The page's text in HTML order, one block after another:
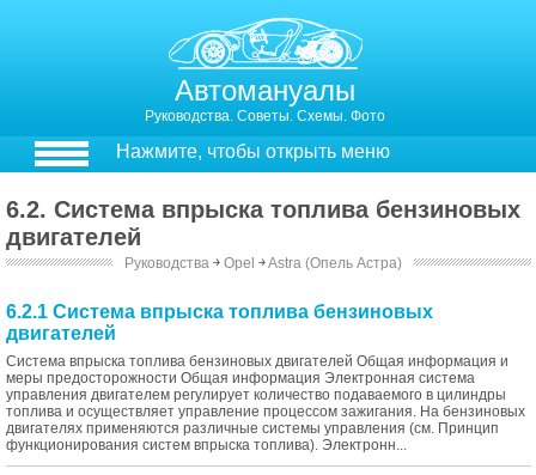
Автомануалы
Руководства. Советы. Схемы. Фото
Нажмите, чтобы открыть меню
6.2. Система впрыска топлива бензиновых
двигателей
Руководства ￫ Opel ￫Astra (Опель Астра)
6.2.1 Система впрыска топлива бензиновых
двигателей
Система впрыска топлива бензиновых двигателей Общая информация и
меры предосторожности Общая информация Электронная система
управления двигателем регулирует количество подаваемого в цилиндры
топлива и осуществляет управление процессом зажигания. На бензиновых
двигателях применяются различные системы управления (см. Принцип
функционирования систем впрыска топлива). Электронн...